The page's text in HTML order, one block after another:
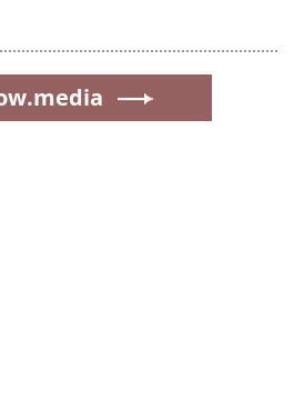
в преступном сообществе